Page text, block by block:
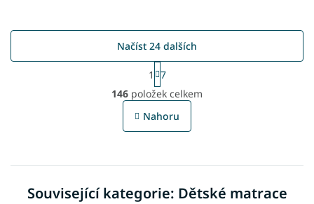
O
v
l
c
p
Načíst 24 dalších
S
t
r
á
n
á
í
1
7
146 položek celkem
Nahoru
Související kategorie: Dětské matrace